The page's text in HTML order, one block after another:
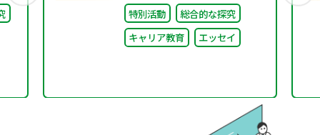
特別活動
総合的な探究
キャリア教育
エッセイ